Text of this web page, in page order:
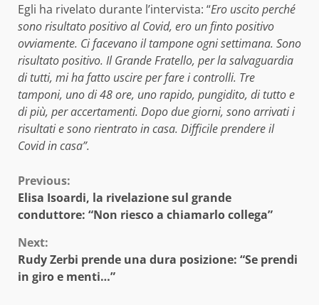
Egli ha rivelato durante l’intervista: “Ero uscito perché
sono risultato positivo al Covid, ero un finto positivo
ovviamente. Ci facevano il tampone ogni settimana. Sono
risultato positivo. Il Grande Fratello, per la salvaguardia
di tutti, mi ha fatto uscire per fare i controlli. Tre
tamponi, uno di 48 ore, uno rapido, pungidito, di tutto e
di più, per accertamenti. Dopo due giorni, sono arrivati i
risultati e sono rientrato in casa. Difficile prendere il
Covid in casa”.
Continue
Reading
Previous:
Elisa Isoardi, la rivelazione sul grande
conduttore: “Non riesco a chiamarlo collega”
Next:
Rudy Zerbi prende una dura posizione: “Se prendi
in giro e menti…”